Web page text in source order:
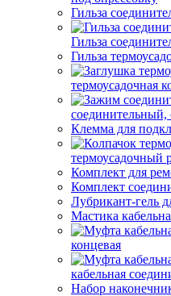
Гильза
Гильза
Гильза
термоусадочная
соединительный,
Клемма для
термоусадочный
Комплект для
Комплект
Лубрикант-гель
Мастика
концевая
кабельная
Набор